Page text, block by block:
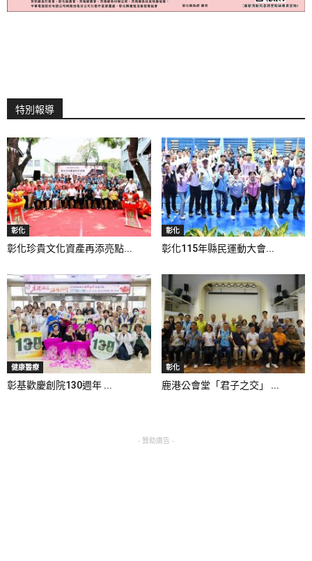
特別報導
彰化
彰化珍貴文化資產再添亮點...
彰化
彰化115年縣民運動大會...
健康醫療
彰基歡慶創院130週年 ...
彰化
鹿港公會堂「君子之交」 ...
- 贊助廣告 -